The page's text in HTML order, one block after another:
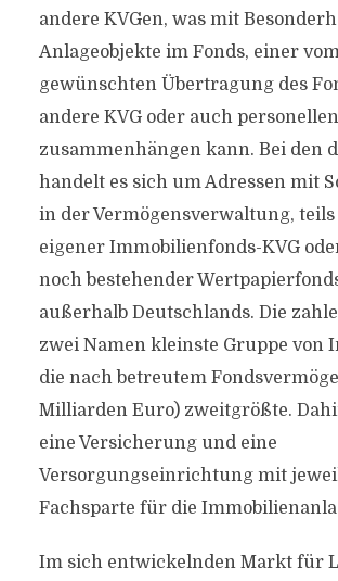
andere KVGen, was mit
Anlageobjekte im Fonds, einer
gewünschten Übertragung des
andere KVG oder auch
zusammenhängen kann. Bei den
handelt es sich um Adressen mit
in der Vermögensverwaltung,
eigener Immobilienfonds-KVG
noch bestehender
außerhalb Deutschlands. Die
zwei Namen kleinste Gruppe von
die nach betreutem
Milliarden Euro) zweitgrößte.
eine Versicherung und eine
Versorgungseinrichtung mit
Fachsparte für die
Im sich entwickelnden Markt für